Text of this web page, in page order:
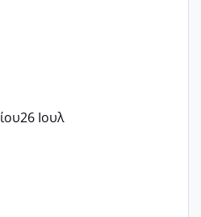
ιδιωτικό παιδικό στ
26 Ιουλ